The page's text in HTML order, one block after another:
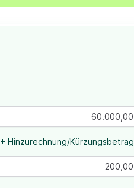
+ Hinzurechnung/Kürzungsbetrag